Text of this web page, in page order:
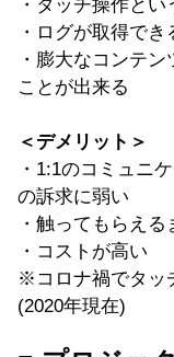
・タッチ操作と
・ログが取得でき
・膨大なコンテ
ことが出来る
＜デメリット＞
・1:1のコミュニ
の訴求に弱い
・触ってもらえ
・コストが高い
※コロナ禍でタッ
(2020年現在)